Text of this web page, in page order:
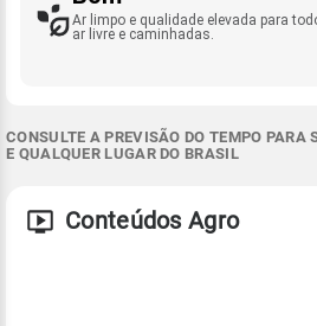
Ar limpo e qualidade elevada para
ar livre e caminhadas.
CONSULTE A PREVISÃO DO TEMPO PARA
E QUALQUER LUGAR DO BRASIL
Conteúdos Agro